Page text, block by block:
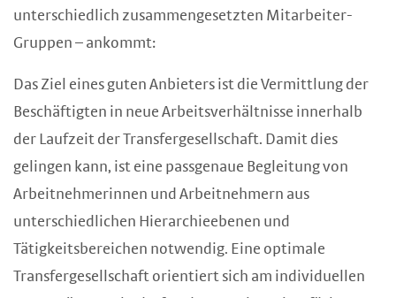
unterschiedlich zusammengesetzten Mitarbeiter-
Gruppen – ankommt:
Das Ziel eines guten Anbieters ist die Vermittlung der
Beschäftigten in neue Arbeitsverhältnisse innerhalb
der Laufzeit der Transfergesellschaft. Damit dies
gelingen kann, ist eine passgenaue Begleitung von
Arbeitnehmerinnen und Arbeitnehmern aus
unterschiedlichen Hierarchieebenen und
Tätigkeitsbereichen notwendig. Eine optimale
Transfergesellschaft orientiert sich am individuellen